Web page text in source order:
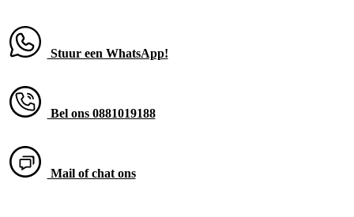
Stuur een WhatsApp!
Bel ons 0881019188
Mail of chat ons